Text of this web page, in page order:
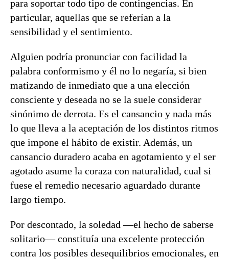
para soportar todo tipo de contingencias. En
particular, aquellas que se referían a la
sensibilidad y el sentimiento.
Alguien podría pronunciar con facilidad la
palabra conformismo y él no lo negaría, si bien
matizando de inmediato que a una elección
consciente y deseada no se la suele considerar
sinónimo de derrota. Es el cansancio y nada más
lo que lleva a la aceptación de los distintos ritmos
que impone el hábito de existir. Además, un
cansancio duradero acaba en agotamiento y el ser
agotado asume la coraza con naturalidad, cual si
fuese el remedio necesario aguardado durante
largo tiempo.
Por descontado, la soledad —el hecho de saberse
solitario— constituía una excelente protección
contra los posibles desequilibrios emocionales, en